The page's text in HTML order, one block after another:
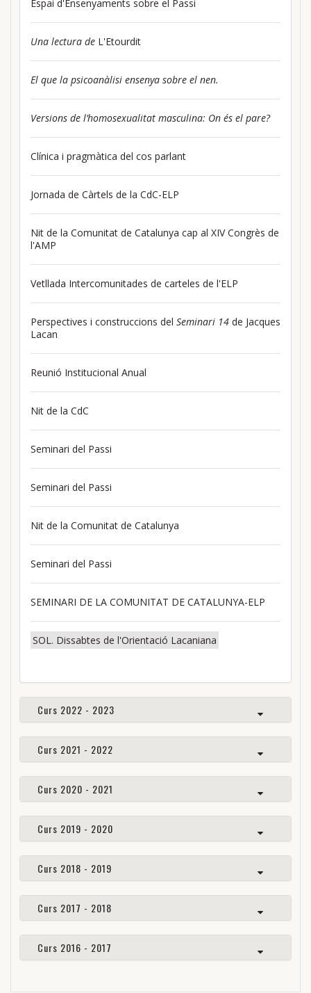
Espai d'Ensenyaments sobre el Passi
Una lectura de L'Etourdit
El que la psicoanàlisi ensenya sobre el nen.
Versions de l’homosexualitat masculina: On és el pare?
Clínica i pragmàtica del cos parlant
Jornada de Càrtels de la CdC-ELP
Nit de la Comunitat de Catalunya cap al XIV Congrès de
l'AMP
Vetllada Intercomunitades de carteles de l'ELP
Perspectives i construccions del Seminari 14 de Jacques
Lacan
Reunió Institucional Anual
Nit de la CdC
Seminari del Passi
Seminari del Passi
Nit de la Comunitat de Catalunya
Seminari del Passi
SEMINARI DE LA COMUNITAT DE CATALUNYA-ELP
SOL. Dissabtes de l'Orientació Lacaniana
Curs 2022 - 2023
Curs 2021 - 2022
Curs 2020 - 2021
Curs 2019 - 2020
Curs 2018 - 2019
Curs 2017 - 2018
Curs 2016 - 2017